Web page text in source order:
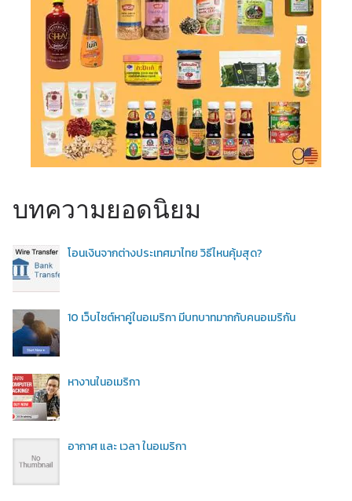
บทความยอดนิยม
โอนเงินจากต่างประเทศมาไทย วิธีไหนคุ้มสุด?
10 เว็บไซต์หาคู่ในอเมริกา มีบทบาทมากกับคนอเมริกัน
หางานในอเมริกา
อากาศ และ เวลา ในอเมริกา